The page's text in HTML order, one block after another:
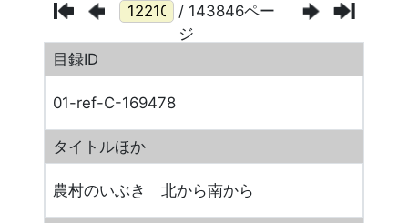
/ 143846ペー
ジ
目録ID
01-ref-C-169478
タイトルほか
農村のいぶき 北から南から